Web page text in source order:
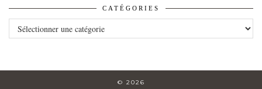
CATÉGORIES
CATÉGORIES
© 2026